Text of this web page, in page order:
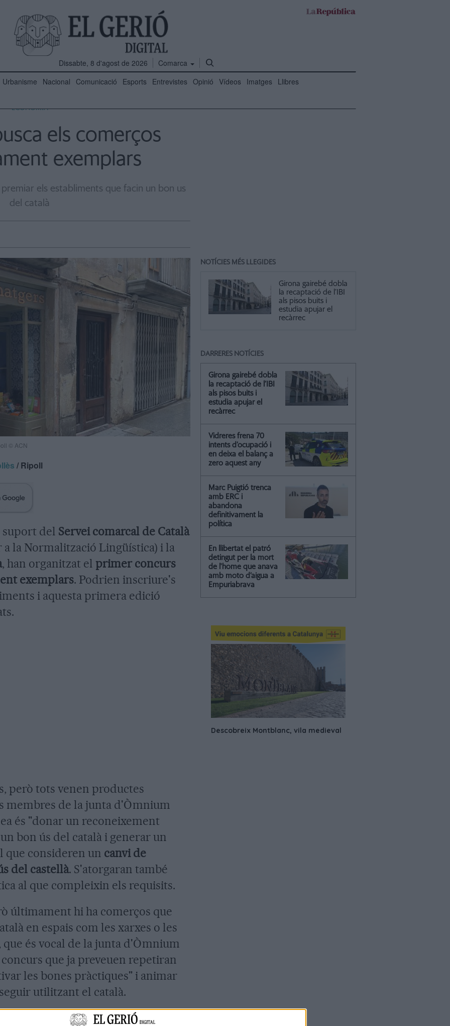
Dissabte, 8 d'agost de 2026
Comarca
Urbanisme Nacional Comunicació Esports Entrevistes Opinió Vídeos Imatges Llibres
ECONOMIA
els comerços
exemplars
els establiments que facin un bon us
del català
© ACN
/ Ripoll
suport del Servei comarcal de Català
a la Normalització Lingüística) i la
, han organitzat el primer concurs
exemplars. Podrien inscriure's
i aquesta primera edició
però tots venen productes
membres de la junta d'Òmnium
és "donar un reconeixement
bon ús del català i generar un
que consideren un canvi de
del castellà. S'atorgaran també
al que compleixin els requisits.
últimament hi ha comerços que
en espais com les xarxes o les
que és vocal de la junta d'Òmnium
que ja preveuen repetiran
les bones pràctiques" i animar
utilitzant el català.
de les tres entitats han fet
NOTÍCIES MÉS LLEGIDES
Girona gairebé dobla
la recaptació de l’IBI
als pisos buits i
estudia apujar el
recàrrec
DARRERES NOTÍCIES
Girona gairebé dobla
la recaptació de l’IBI
als pisos buits i
estudia apujar el
recàrrec
Vidreres frena 70
intents d’ocupació i
en deixa el balanç a
zero aquest any
Marc Puigtió trenca
amb ERC i
abandona
definitivament la
política
En llibertat el patró
detingut per la mort
de l'home que anava
amb moto d’aigua a
Empuriabrava